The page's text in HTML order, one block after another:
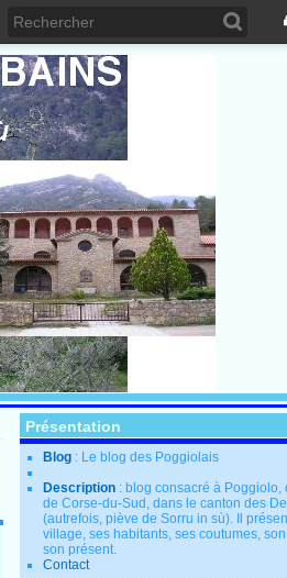
Présentation
Blog : Le blog des Poggiolais
Description : blog consacré à Poggiolo,
de Corse-du-Sud, dans le canton des
(autrefois, piève de Sorru in sù). Il
village, ses habitants, ses coutumes,
son présent.
Contact